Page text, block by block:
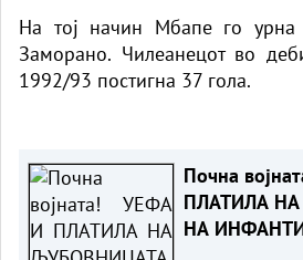
На тој начин Мбапе го урна
Заморано. Чилеанецот во
1992/93 постигна 37 гола.
Почна
ПЛАТИЛА
НА